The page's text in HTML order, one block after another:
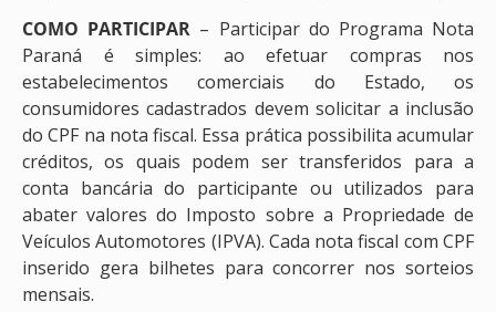
COMO PARTICIPAR – Participar do Programa Nota
Paraná é simples: ao efetuar compras nos
estabelecimentos comerciais do Estado, os
consumidores cadastrados devem solicitar a inclusão
do CPF na nota fiscal. Essa prática possibilita acumular
créditos, os quais podem ser transferidos para a
conta bancária do participante ou utilizados para
abater valores do Imposto sobre a Propriedade de
Veículos Automotores (IPVA). Cada nota fiscal com CPF
inserido gera bilhetes para concorrer nos sorteios
mensais.